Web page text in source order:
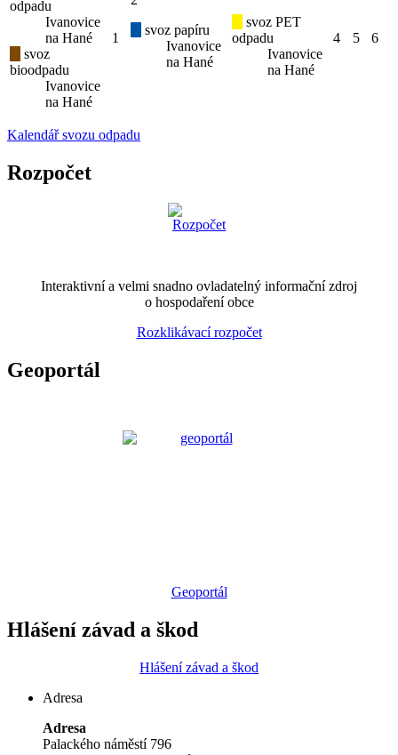
odpadu
Ivanovice
na Hané
svoz
bioodpadu
Ivanovice
na Hané
1
svoz papíru
Ivanovice
na Hané
svoz PET
odpadu
Ivanovice
na Hané
4 5 6
Kalendář svozu odpadu
Rozpočet
Interaktivní a velmi snadno ovladatelný informační zdroj
o hospodaření obce
Rozklikávací rozpočet
Geoportál
Geoportál
Hlášení závad a škod
Hlášení závad a škod
Adresa
Adresa
Palackého náměstí 796